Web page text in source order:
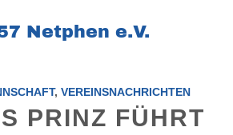
Netphen e.V.
, VEREINSNACHRICHTEN
PRINZ FÜHRT